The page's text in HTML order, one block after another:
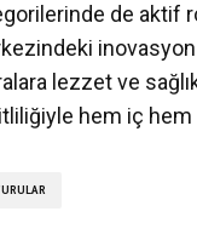
de aktif
lezzet ve
hem iç hem